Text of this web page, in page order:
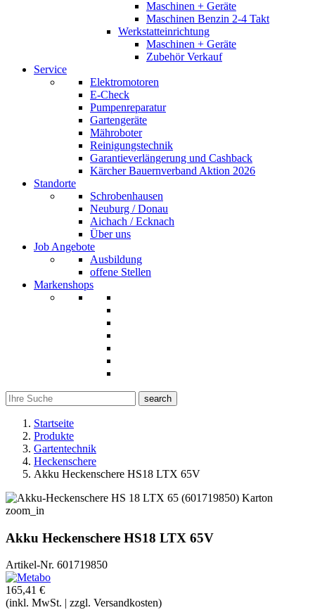
Maschinen + Geräte
Maschinen Benzin 2-4 Takt
Werkstatteinrichtung
Maschinen + Geräte
Zubehör Verkauf
Service
Elektromotoren
E-Check
Pumpenreparatur
Gartengeräte
Mähroboter
Reinigungstechnik
Garantieverlängerung und Cashback
Kärcher Bauernverband Aktion 2026
Standorte
Schrobenhausen
Neuburg / Donau
Aichach / Ecknach
Über uns
Job Angebote
Ausbildung
offene Stellen
Markenshops
search
Startseite
Produkte
Gartentechnik
Heckenschere
Akku Heckenschere HS18 LTX 65V
zoom_in
Akku Heckenschere HS18 LTX 65V
Artikel-Nr. 601719850
165,41 €
(inkl. MwSt. | zzgl. Versandkosten)